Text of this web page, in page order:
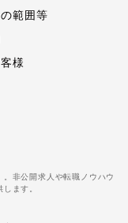
範囲等
様
非公開求人や転職ノウハウ
ます。